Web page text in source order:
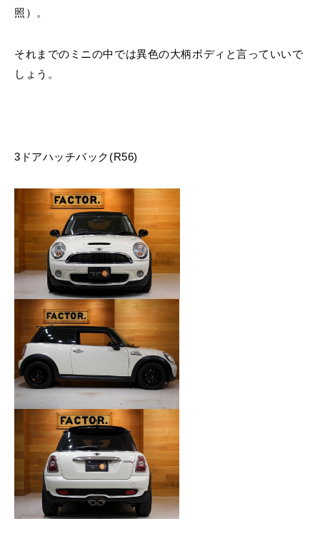
照）。
それまでのミニの中では異色の大柄ボディと言っていいで
しょう。
3ドアハッチバック(R56)